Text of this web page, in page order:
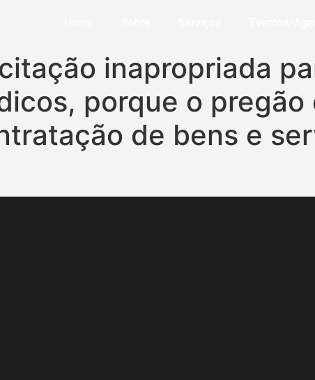
inapropriada
porque o pregão
de bens e